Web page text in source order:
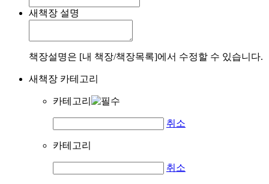
새책장 설명
책장설명은 [내 책장/책장목록]에서 수정할 수 있습니다.
새책장 카테고리
카테고리
취소
카테고리
취소